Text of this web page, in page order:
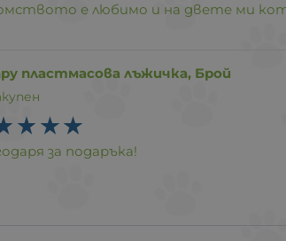
е любимо и на двете ми
пластмасова лъжичка, Брой
за подаръка!